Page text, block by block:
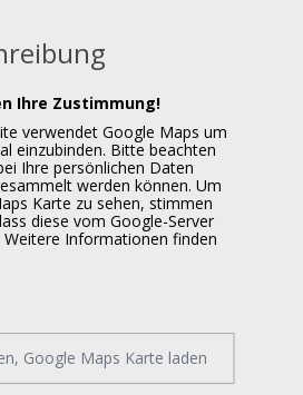
Ihre Zustimmung!
verwendet Google Maps um
einzubinden. Bitte beachten
Ihre persönlichen Daten
werden können. Um
Karte zu sehen, stimmen
diese vom Google-Server
Weitere Informationen finden
Google Maps Karte laden